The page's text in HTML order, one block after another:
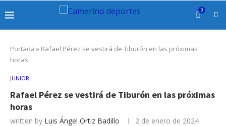
0
Portada » Rafael Pérez se vestirá de Tiburón en las próximas
horas
JUNIOR
Rafael Pérez se vestirá de Tiburón en las próximas
horas
written by Luis Ángel Ortiz Badillo 2 de enero de 2024
Colombia's Junior player Rafael Enrique Perez dives to stop a
ball, during their Copa Libertadores 2018 football match
against Argentina's Boca Juniors at the Metropolitano
stadium in Barranquilla, Colombia on May 02, 2018. (Photo